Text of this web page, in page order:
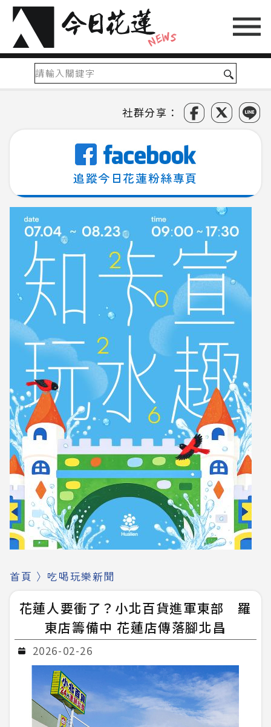
社群分享：
追蹤今日花蓮粉絲專頁
首頁 〉 吃喝玩樂新聞
花蓮人要衝了？小北百貨進軍東部 羅
東店籌備中 花蓮店傳落腳北昌
2026-02-26